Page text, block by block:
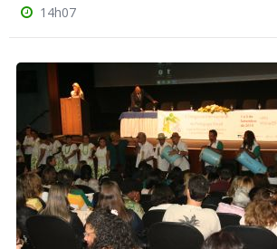
14h07